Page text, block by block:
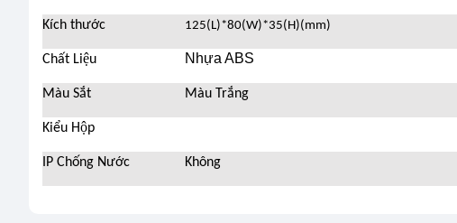
Kích thước 125(L)*80(W)*35(H)(mm)
Chất Liệu Nhựa ABS
Màu Sắt Màu Trắng
Kiểu Hộp
IP Chống Nước Không